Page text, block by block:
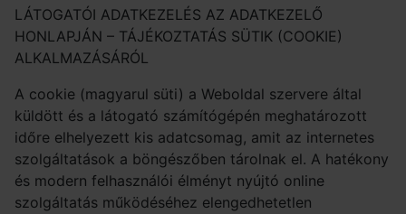
LÁTOGATÓI ADATKEZELÉS AZ ADATKEZELŐ
HONLAPJÁN – TÁJÉKOZTATÁS SÜTIK (COOKIE)
ALKALMAZÁSÁRÓL
A cookie (magyarul süti) a Weboldal szervere által
küldött és a látogató számítógépén meghatározott
időre elhelyezett kis adatcsomag, amit az internetes
szolgáltatások a böngészőben tárolnak el. A hatékony
és modern felhasználói élményt nyújtó online
szolgáltatás működéséhez elengedhetetlen